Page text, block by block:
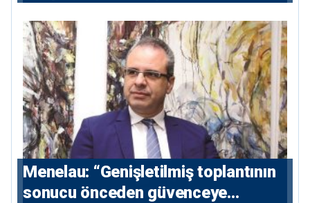
Menelau: “Genişletilmiş toplantının
sonucu önceden güvenceye